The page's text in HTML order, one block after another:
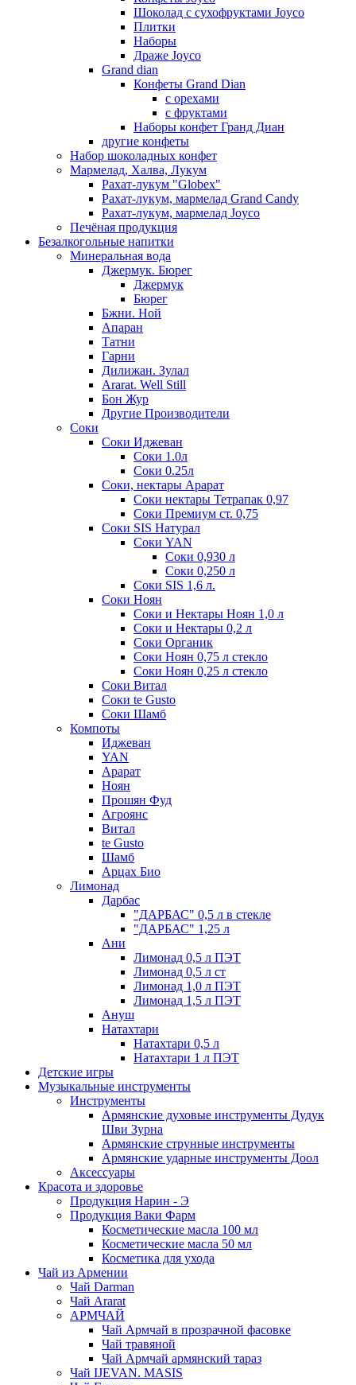
Шоколад с сухофруктами Joyco
Плитки
Наборы
Драже Joyco
Grand dian
Конфеты Grand Dian
с орехами
с фруктами
Наборы конфет Гранд Диан
другие конфеты
Набор шоколадных конфет
Мармелад, Халва, Лукум
Рахат-лукум "Globex"
Рахат-лукум, мармелад Grand Candy
Рахат-лукум, мармелад Joyco
Печёная продукция
Безалкогольные напитки
Минеральная вода
Джермук. Бюрег
Джермук
Бюрег
Бжни. Ной
Апаран
Татни
Гарни
Дилижан. Зулал
Ararat. Well Still
Бон Жур
Другие Производители
Соки
Соки Иджеван
Соки 1.0л
Соки 0.25л
Соки, нектары Арарат
Соки нектары Тетрапак 0,97
Соки Премиум ст. 0,75
Соки SIS Натурал
Соки YAN
Соки 0,930 л
Соки 0,250 л
Соки SIS 1,6 л.
Соки Ноян
Соки и Нектары Ноян 1,0 л
Соки и Нектары 0,2 л
Соки Органик
Соки Ноян 0,75 л стекло
Соки Ноян 0,25 л стекло
Соки Витал
Соки te Gusto
Соки Шамб
Компоты
Иджеван
YAN
Арарат
Ноян
Прошян Фуд
Агроянс
Витал
te Gusto
Шамб
Арцах Био
Лимонад
Дарбас
"ДАРБАС" 0,5 л в стекле
"ДАРБАС" 1,25 л
Ани
Лимонад 0,5 л ПЭТ
Лимонад 0,5 л ст
Лимонад 1,0 л ПЭТ
Лимонад 1,5 л ПЭТ
Ануш
Натахтари
Натахтари 0,5 л
Натахтари 1 л ПЭТ
Детские игры
Музыкальные инструменты
Инструменты
Армянские духовые инструменты Дудук
Шви Зурна
Армянские струнные инструменты
Армянские ударные инструменты Доол
Аксессуары
Красота и здоровье
Продукция Нарин - Э
Продукция Ваки Фарм
Косметические масла 100 мл
Косметические масла 50 мл
Косметика для ухода
Чай из Армении
Чай Darman
Чай Ararat
АРМЧАЙ
Чай Армчай в прозрачной фасовке
Чай травяной
Чай Армчай армянский тараз
Чай IJEVAN. MASIS